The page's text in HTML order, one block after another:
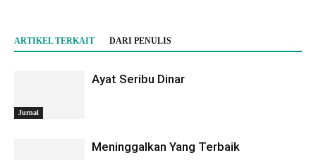
ARTIKEL TERKAIT DARI PENULIS
Jurnal
Ayat Seribu Dinar
Meninggalkan Yang Terbaik